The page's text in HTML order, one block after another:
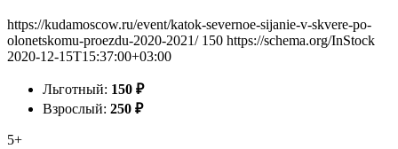
https://kudamoscow.ru/event/katok-severnoe-sijanie-v-skvere-po-
olonetskomu-proezdu-2020-2021/ 150 https://schema.org/InStock
2020-12-15T15:37:00+03:00
Льготный: 150 ₽
Взрослый: 250 ₽
5+